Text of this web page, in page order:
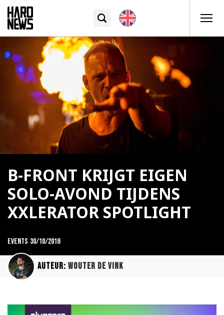
B-FRONT KRIJGT EIGEN
SOLO-AVOND TIJDENS
XXLERATOR SPOTLIGHT
Events 30/10/2018
Auteur: Wouter de Vink